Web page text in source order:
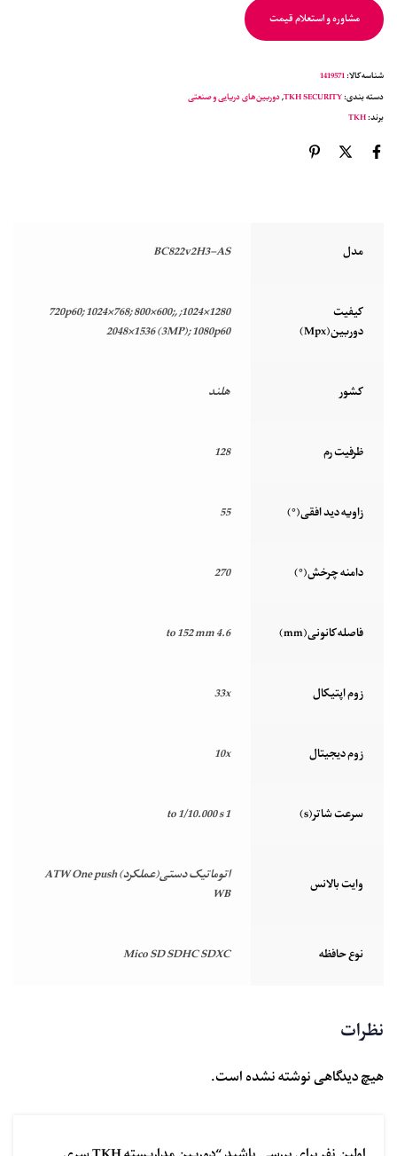
مشاوره و استعلام قیمت
شناسه کالا:1419571
دسته بندی:TKH SECURITY
,دوربین‌های دریایی و صنعتی
برند:TKH
مدل BC822v2H3-AS
کیفیت
دوربین(Mpx)
1280×1024; 720p60; 1024×768; 800×600;,
2048×1536 (3MP); 1080p60
کشور هلند
ظرفیت رم 128
زاویه دید افقی(°) 55
دامنه چرخش(°) 270
فاصله کانونی(mm) 4.6 to 152 mm
زوم اپتیکال 33x
زوم دیجیتال 10x
سرعت شاتر(s) 1 to 1/10.000 s
وایت بالانس
اتوماتیک دستی(عملکرد) ATW One push
WB
نوع حافظه Mico SD SDHC SDXC
نظرات
هیچ دیدگاهی نوشته نشده است.